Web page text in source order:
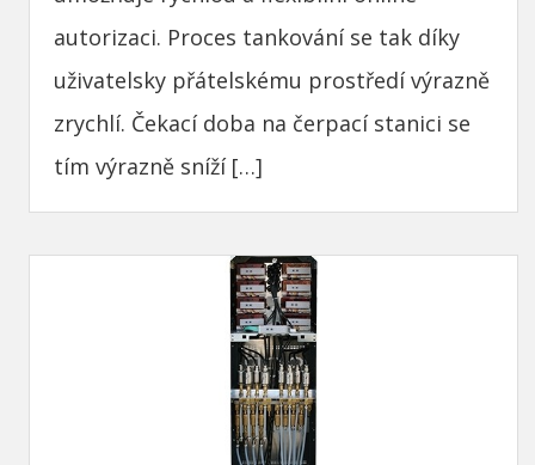
autorizaci. Proces tankování se tak díky
uživatelsky přátelskému prostředí výrazně
zrychlí. Čekací doba na čerpací stanici se
tím výrazně sníží […]